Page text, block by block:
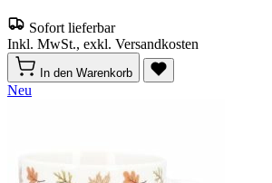
Sofort lieferbar
Inkl. MwSt., exkl. Versandkosten
In den Warenkorb
Neu